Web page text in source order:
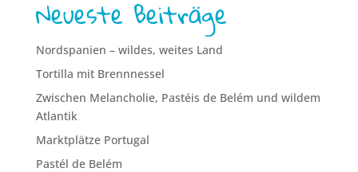
Neueste Beiträge
Nordspanien – wildes, weites Land
Tortilla mit Brennnessel
Zwischen Melancholie, Pastéis de Belém und wildem
Atlantik
Marktplätze Portugal
Pastél de Belém